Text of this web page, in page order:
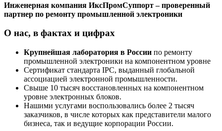
Инженерная компания ИксПромСуппорт – проверенный
партнер по ремонту промышленной электроники
О нас, в фактах и цифрах
Крупнейшая лаборатория в России по ремонту
промышленной электроники на компонентном уровне
Сертификат стандарта IPC, выданный глобальной
ассоциацией электронной промышленности.
Свыше 10 тысяч восстановленных на компонентном
уровне электронных блоков.
Нашими услугами воспользовались более 2 тысяч
заказчиков, в числе которых как представители малого
бизнеса, так и ведущие корпорации России.